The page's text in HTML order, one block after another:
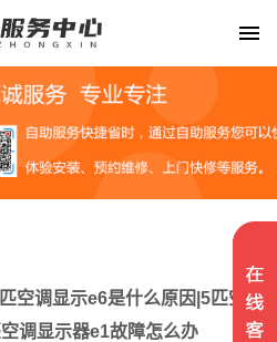
空调显示e6是什么原因|5匹空调
调显示器e1故障怎么办